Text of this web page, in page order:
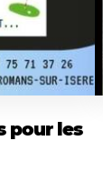
pour les